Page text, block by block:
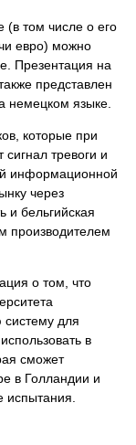
том числе о его
евро) можно
Презентация на
представлен
немецком языке.
которые при
тревоги и
информационной
через
и бельгийская
производителем
о том, что
для
в
сможет
в Голландии и
испытания.